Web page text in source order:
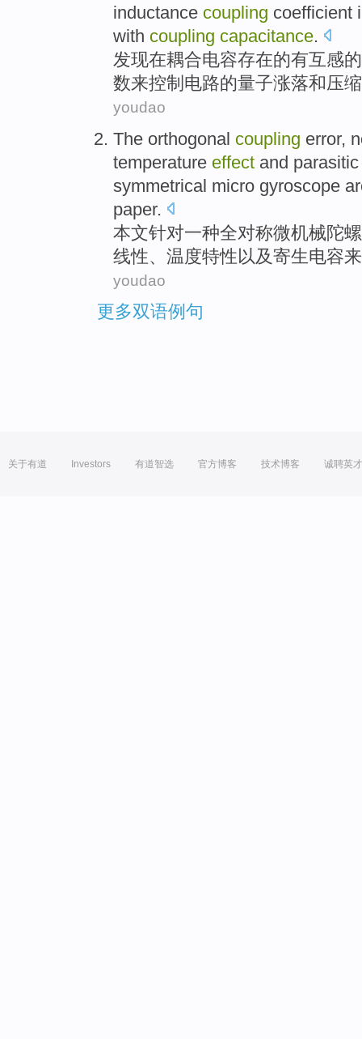
inductance coupling coefficient
with coupling capacitance.
发现在耦合电容存在的有互感的
数来控制 电路的量子涨落和压缩
youdao
The orthogonal coupling error,
temperature effect and parasitic
symmetrical micro gyroscope
paper.
本文针对一种全对称微机械陀螺
线性、 温度特性以及寄生电容
youdao
更多双语例句
关于有道 Investors 有道智选 官方博客 技术博客 诚聘英才